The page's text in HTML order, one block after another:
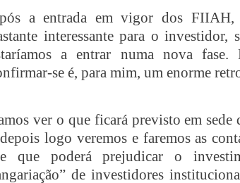
a entrada em vigor dos FIIAH,
interessante para o investidor,
a entrar numa nova fase.
se é, para mim, um enorme
ver o que ficará previsto em sede
logo veremos e faremos as
que poderá prejudicar o
de investidores